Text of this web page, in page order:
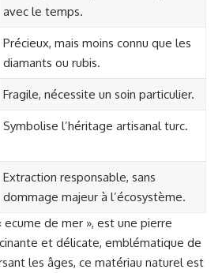
avec le temps.
Précieux, mais moins connu que les
diamants ou rubis.
Fragile, nécessite un soin particulier.
Symbolise l’héritage artisanal turc.
Extraction responsable, sans
dommage majeur à l’écosystème.
ecume de mer », est une pierre
et délicate, emblématique de
les âges, ce matériau naturel est